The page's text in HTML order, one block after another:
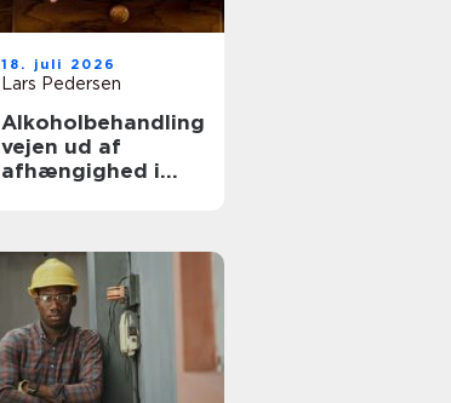
18. juli 2026
Lars Pedersen
Alkoholbehandling
vejen ud af
afhængighed i